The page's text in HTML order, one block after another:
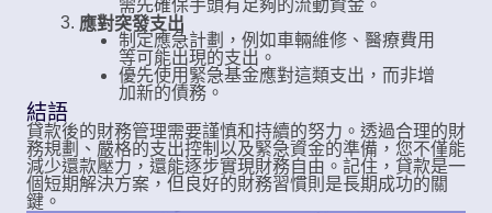
需先確保手頭有足夠的流動資金。
應對突發支出
制定應急計劃，例如車輛維修、醫療費用
等可能出現的支出。
優先使用緊急基金應對這類支出，而非增
加新的債務。
結語
貸款後的財務管理需要謹慎和持續的努力。透過合理的財
務規劃、嚴格的支出控制以及緊急資金的準備，您不僅能
減少還款壓力，還能逐步實現財務自由。記住，貸款是一
個短期解決方案，但良好的財務習慣則是長期成功的關
鍵。